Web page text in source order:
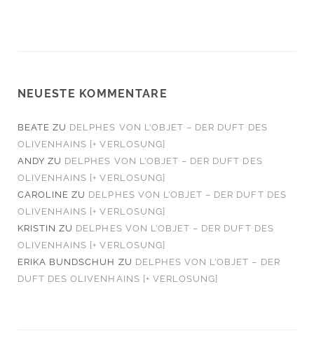
NEUESTE KOMMENTARE
BEATE ZU DELPHES VON L’OBJET – DER DUFT DES
OLIVENHAINS [+ VERLOSUNG]
ANDY ZU DELPHES VON L’OBJET – DER DUFT DES
OLIVENHAINS [+ VERLOSUNG]
CAROLINE ZU DELPHES VON L’OBJET – DER DUFT DES
OLIVENHAINS [+ VERLOSUNG]
KRISTIN ZU DELPHES VON L’OBJET – DER DUFT DES
OLIVENHAINS [+ VERLOSUNG]
ERIKA BUNDSCHUH ZU DELPHES VON L’OBJET – DER
DUFT DES OLIVENHAINS [+ VERLOSUNG]